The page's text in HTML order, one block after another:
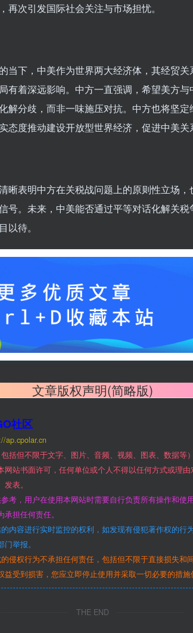
再次引发国际社会关注与市场担忧。
当下，中美作为世界两大经济体，其经贸
有着深远影响。中方一直强调，希望美方与
解分歧，而非一味施压对抗。中方也将坚定
态度推动建设开放型世界经济，促进中美关
晰表明中方在关税战问题上的原则性立场
号。未来，中美能否通过平等对话化解关
以待。
文章版权声明(简略版)
社区
ap.cpolar.cn
括但不限于文字、图片、音频、视频、图表、数据等
网站书面许可，任何单位或个人不得以任何方式或理
表。
考，用户在使用本网站时需要自行负责所有操作和使
担任何责任。
内容进行实时监控的权利，如发现有侵犯著作权的行
举报。
侵权行为不承担任何责任，包括但不限于直接损失和
受到损害，您应立即停止使用并采取一切必要的措施
THE END